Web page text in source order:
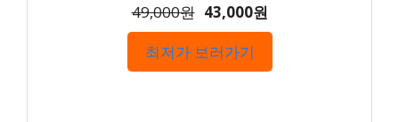
49,000원 43,000원
최저가 보러가기